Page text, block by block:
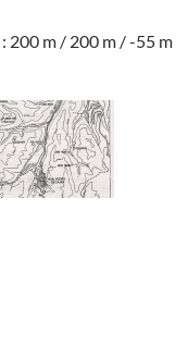
: 200 m / 200 m / -55 m